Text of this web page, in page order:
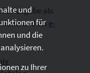
Ausgabe als
und als e-
und
für
und die
zu Ihrer